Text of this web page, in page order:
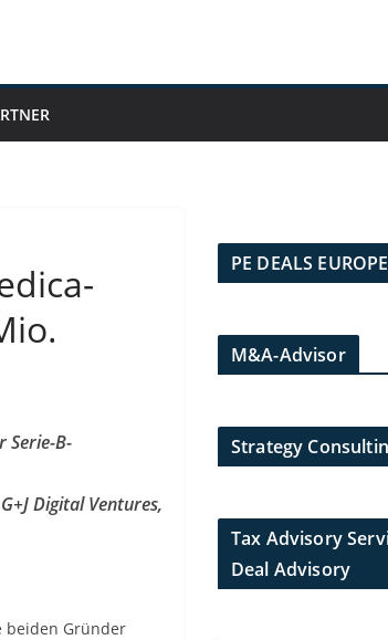
Serie-B-
Digital Ventures,
beiden Gründer
PE DEALS EUROPE
M&A-Advisor
Strategy
Tax Advisory
Deal Advisory